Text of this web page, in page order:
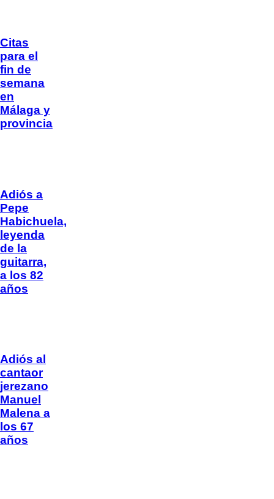
Citas
para el
fin de
semana
en
Málaga y
provincia
Adiós a
Pepe
Habichuela,
leyenda
de la
guitarra,
a los 82
años
Adiós al
cantaor
jerezano
Manuel
Malena a
los 67
años